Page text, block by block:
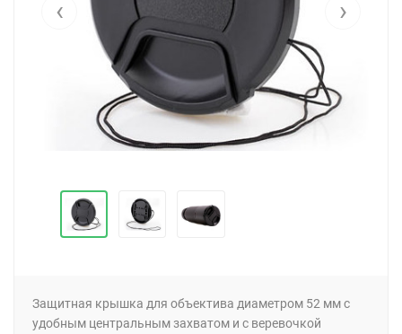
‹ ›
Защитная крышка для объектива диаметром 52 мм с
удобным центральным захватом и с веревочкой